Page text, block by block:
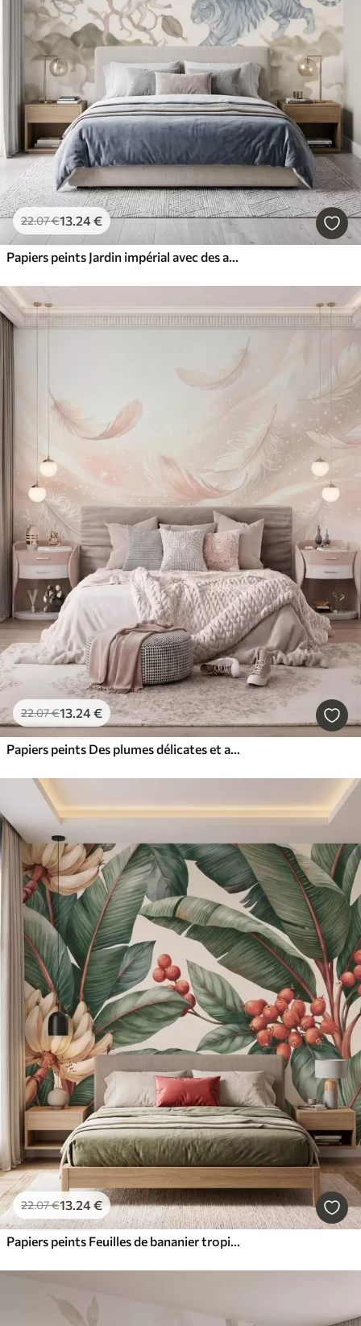
22.07€13.24€
Papiers peints Jardin impérial avec des animaux de style oriental : singe, léopard, tigre, paon et héron
22.07€13.24€
Papiers peints Des plumes délicates et aériennes, nimbées d'une brume rose-pêche aux reflets chatoyants
22.07€13.24€
Papiers peints Feuilles de bananier tropicales ornées de grappes de baies de café rouges, style aquarelle